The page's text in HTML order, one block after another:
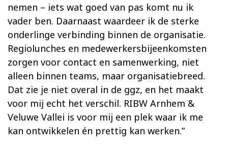
nemen – iets wat goed van pas komt nu ik
vader ben. Daarnaast waardeer ik de sterke
onderlinge verbinding binnen de organisatie.
Regiolunches en medewerkersbijeenkomsten
zorgen voor contact en samenwerking, niet
alleen binnen teams, maar organisatiebreed.
Dat zie je niet overal in de ggz, en het maakt
voor mij echt het verschil. RIBW Arnhem &
Veluwe Vallei is voor mij een plek waar ik me
kan ontwikkelen én prettig kan werken.”